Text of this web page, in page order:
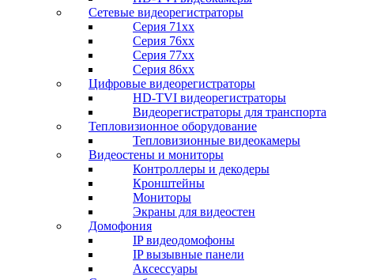
Сетевые видеорегистраторы
Серия 71xx
Серия 76xx
Серия 77хх
Серия 86хх
Цифровые видеорегистраторы
HD-TVI видеорегистраторы
Видеорегистраторы для транспорта
Тепловизионное оборудование
Тепловизионные видеокамеры
Видеостены и мониторы
Контроллеры и декодеры
Кронштейны
Мониторы
Экраны для видеостен
Домофония
IP видеодомофоны
IP вызывные панели
Аксессуары